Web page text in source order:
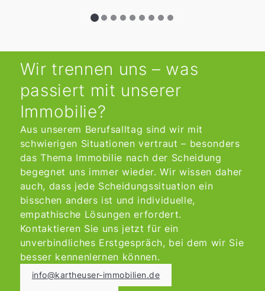
Wir trennen uns – was
passiert mit unserer
Immobilie?
Aus unserem Berufsalltag sind wir mit
schwierigen Situationen vertraut – besonders
das Thema Immobilie nach der Scheidung
begegnet uns immer wieder. Wir wissen daher
auch, dass jede Scheidungssituation ein
bisschen anders ist und individuelle,
empathische Lösungen erfordert.
Kontaktieren Sie uns jetzt für ein
unverbindliches Erstgespräch, bei dem wir Sie
besser kennenlernen können.
info@kartheuser-immobilien.de